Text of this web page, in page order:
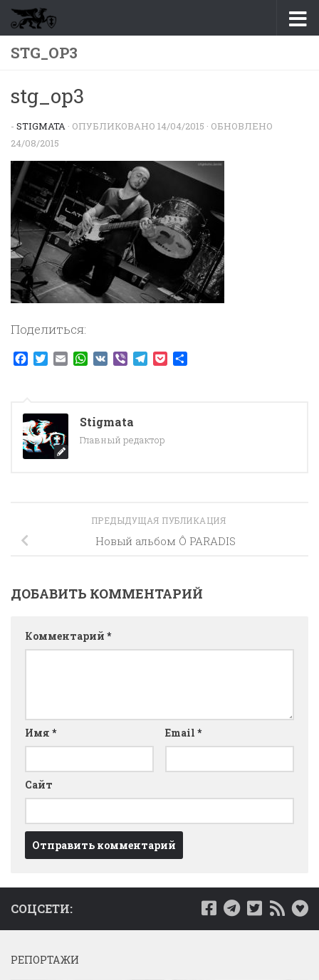
Перейти к содержимому
STG_OP3
stg_op3
- STIGMATA · ОПУБЛИКОВАНО 14/04/2015 · ОБНОВЛЕНО
24/08/2015
Поделиться:
Facebook
TwitterEmailWhatsApp
VK ViberTelegram
Pocket
Stigmata
Главный редактор
ПРЕДЫДУЩАЯ ПУБЛИКАЦИЯ
Новый альбом Ô PARADIS
ДОБАВИТЬ КОММЕНТАРИЙ
Комментарий *
Имя * Email *
Сайт
СОЦСЕТИ:
РЕПОРТАЖИ